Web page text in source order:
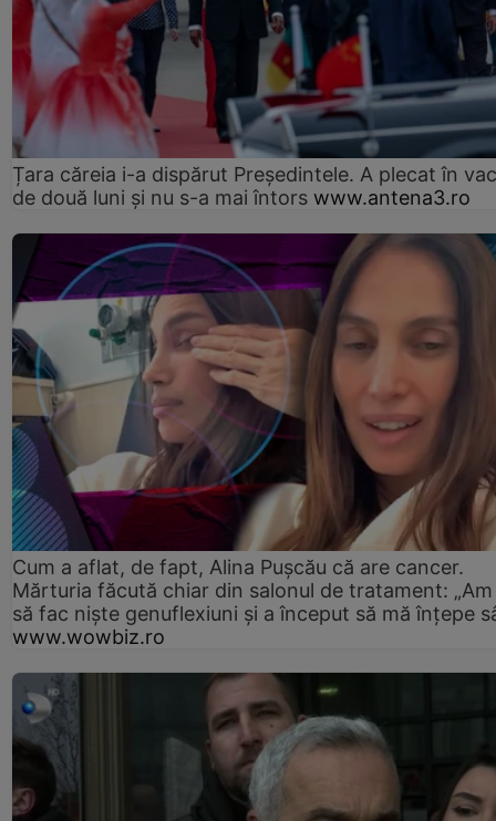
Țara căreia i-a dispărut Președintele. A plecat în
de două luni și nu s-a mai întors www.antena3.ro
Cum a aflat, de fapt, Alina Pușcău că are cancer.
Mărturia făcută chiar din salonul de tratament:
să fac niște genuflexiuni și a început să mă înțepe
www.wowbiz.ro